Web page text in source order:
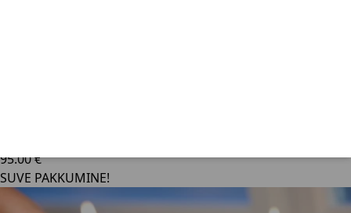
95.00 €
SUVE PAKKUMINE!